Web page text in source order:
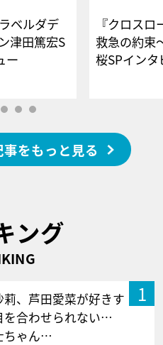
ベルダデ
津田篤宏S
ビュー
『クロス
救急の約束
桜SPイ
をもっと見る
ング
1
莉、芦田愛菜が好きす
を合わせられない…
ちゃん…